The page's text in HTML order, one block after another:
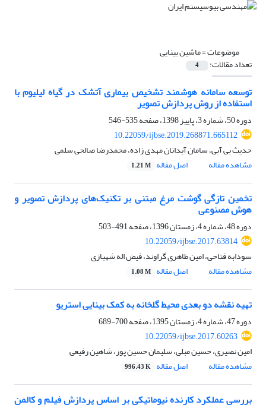
موضوعات =ماشین بینایی
تعداد مقالات: 4
توسعه سامانه هوشمند تشخیص بیماری آتشک در گیاه لیلیوم با
استفاده از روش پردازش تصویر
دوره 50، شماره 3، پاییز 1398، صفحه
535-546
10.22059/ijbse.2019.268871.665112
حدیث بی آبی، سامان آبدانان مهدی زاده، محمدرضا صالحی سلمی
مشاهده مقاله
اصل مقاله 1.21 M
تخمین تازگی گوشت مرغ مبتنی بر تکنیک‌های پردازش تصویر و
هوش مصنوعی
دوره 48، شماره 4، زمستان 1396، صفحه
491-503
10.22059/ijbse.2017.63814
سودابه فتاحی، امین طاهری گراوند، فیض اله شهبازی
مشاهده مقاله
اصل مقاله 1.08 M
تهیه نقشه دو بعدی محیط گلخانه به کمک بینایی استریو
دوره 47، شماره 4، زمستان 1395، صفحه
700-689
10.22059/ijbse.2017.60263
امین نصیری، حسین مبلی، سلیمان حسین پور، شاهین رفیعی
مشاهده مقاله
اصل مقاله 996.43 K
بررسی عملکرد کارنده نیوماتیکی بر اساس پردازش فیلم و کالمن